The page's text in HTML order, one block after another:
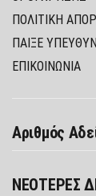
ΠΟΛΙΤΙΚΉ
ΠΑΊΞΕ
ΕΠΙΚΟΙΝΩΝΙΑ
Αριθμός
ΝΕΟΤΕΡΕΣ